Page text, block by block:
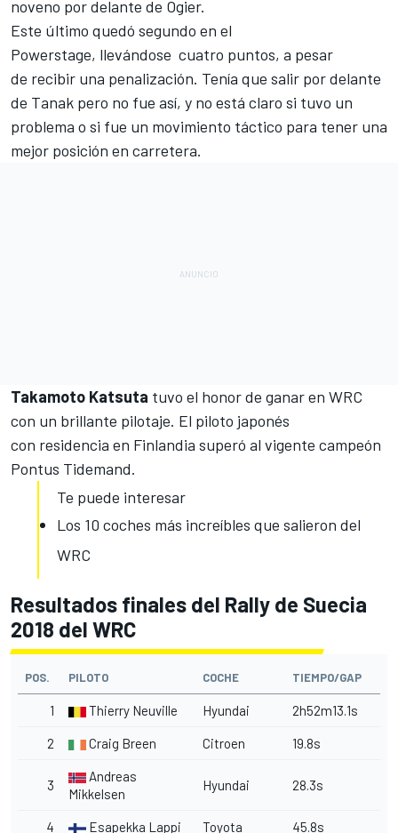
noveno por delante de Ogier.
Este último quedó segundo en el
Powerstage, llevándose cuatro puntos, a pesar
de recibir una penalización. Tenía que salir por delante
de Tanak pero no fue así, y no está claro si tuvo un
problema o si fue un movimiento táctico para tener una
mejor posición en carretera.
Takamoto Katsuta tuvo el honor de ganar en WRC
con un brillante pilotaje. El piloto japonés
con residencia en Finlandia superó al vigente campeón
Pontus Tidemand.
Te puede interesar
Los 10 coches más increíbles que salieron del
WRC
Resultados finales del Rally de Suecia
2018 del WRC
POS. PILOTO COCHE TIEMPO/GAP
1 Thierry Neuville Hyundai 2h52m13.1s
2 Craig Breen Citroen 19.8s
3
Andreas
Mikkelsen
Hyundai 28.3s
4 Esapekka Lappi Toyota 45.8s